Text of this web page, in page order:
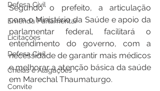
Defesa Civil
Emenda Parlamentar
Licitações
Defesa Civil
Cheias e Alagações
Convite
Segundo o prefeito, a articulação
com o Ministério da Saúde e apoio da
parlamentar federal, facilitará o
entendimento do governo, com a
necessidade de garantir mais médicos
e melhorar a atenção básica da saúde
em Marechal Thaumaturgo.